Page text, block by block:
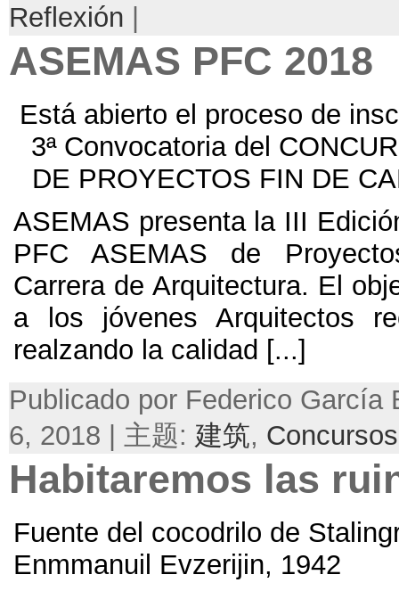
Reflexión
ASEMAS PFC 2018
Está abierto el proceso de
3ª Convocatoria del
DE PROYECTOS FIN DE
ASEMAS presenta la III
PFC ASEMAS de
Carrera de Arquitectura. El
a los jóvenes Arquitectos
realzando la calidad [...]
Publicado por Federico García
6, 2018 | 主题: 建筑, Concursos
Habitaremos las
Fuente del cocodrilo de
Enmmanuil Evzerijin, 1942